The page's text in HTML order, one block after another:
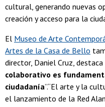
cultural, generando nuevas
creación y acceso para la
El Museo de Arte
Artes de la Casa de Bello
director, Daniel Cruz, destaca
colaborativo es
ciudadanía”.“El arte y la
el lanzamiento de la Red